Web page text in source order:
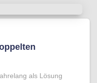
als Lösung